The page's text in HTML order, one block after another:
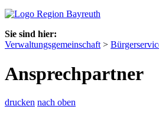
Sie sind hier:
Verwaltungsgemeinschaft >
Ansprechpartner
drucken nach oben